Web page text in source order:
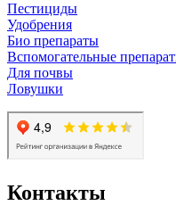
Пестициды
Удобрения
Био препараты
Вспомогательные
Для почвы
Ловушки
Контакты